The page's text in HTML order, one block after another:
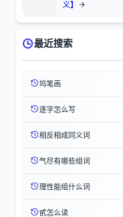
义】
最近搜索
坞笔画
逐字怎么写
相反相成同义词
气尽有哪些组词
理性能组什么词
甙怎么读